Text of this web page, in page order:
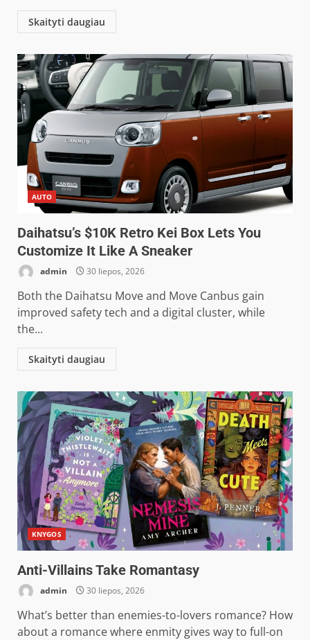
Skaityti daugiau
AUTO
Daihatsu’s $10K Retro Kei Box Lets You
Customize It Like A Sneaker
admin 30 liepos, 2026
Both the Daihatsu Move and Move Canbus gain
improved safety tech and a digital cluster, while
the...
Skaityti daugiau
KNYGOS
Anti-Villains Take Romantasy
admin 30 liepos, 2026
What’s better than enemies-to-lovers romance? How
about a romance where enmity gives way to full-on